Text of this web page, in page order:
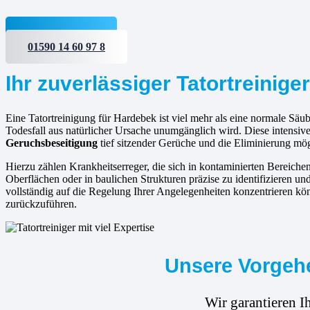
Jetzt anfragen
01590 14 60 97 8
Ihr zuverlässiger
Eine Tatortreinigung für Hardebek ist viel mehr als eine normale
Todesfall aus natürlicher Ursache unumgänglich wird. Diese
Geruchsbeseitigung tief sitzender Gerüche und die Eliminierung
Hierzu zählen Krankheitserreger, die sich in kontaminierten
Oberflächen oder in baulichen Strukturen präzise zu identifizieren
vollständig auf die Regelung Ihrer Angelegenheiten konzentrieren
zurückzuführen.
Unsere
Wir garantieren